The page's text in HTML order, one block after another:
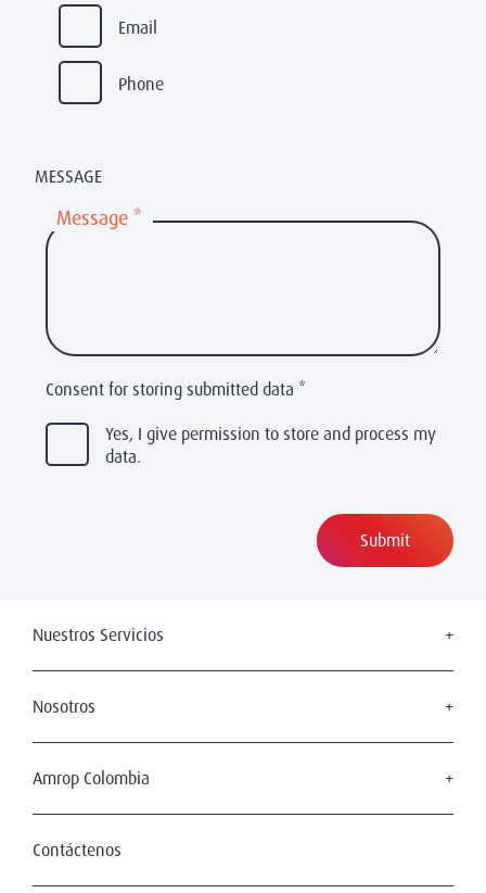
Email
Phone
MESSAGE
Message *
Consent for storing submitted data *
Yes, I give permission to store and process my
data.
Nuestros Servicios
Leadership Advisory
Nosotros
Nuestros Candidatos
Amrop Colombia
Nuestro Equipo
Contáctenos